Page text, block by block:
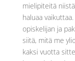
mielipiteitä
haluaa
opiskelijan ja
siitä, mitä me
kaksi vuotta